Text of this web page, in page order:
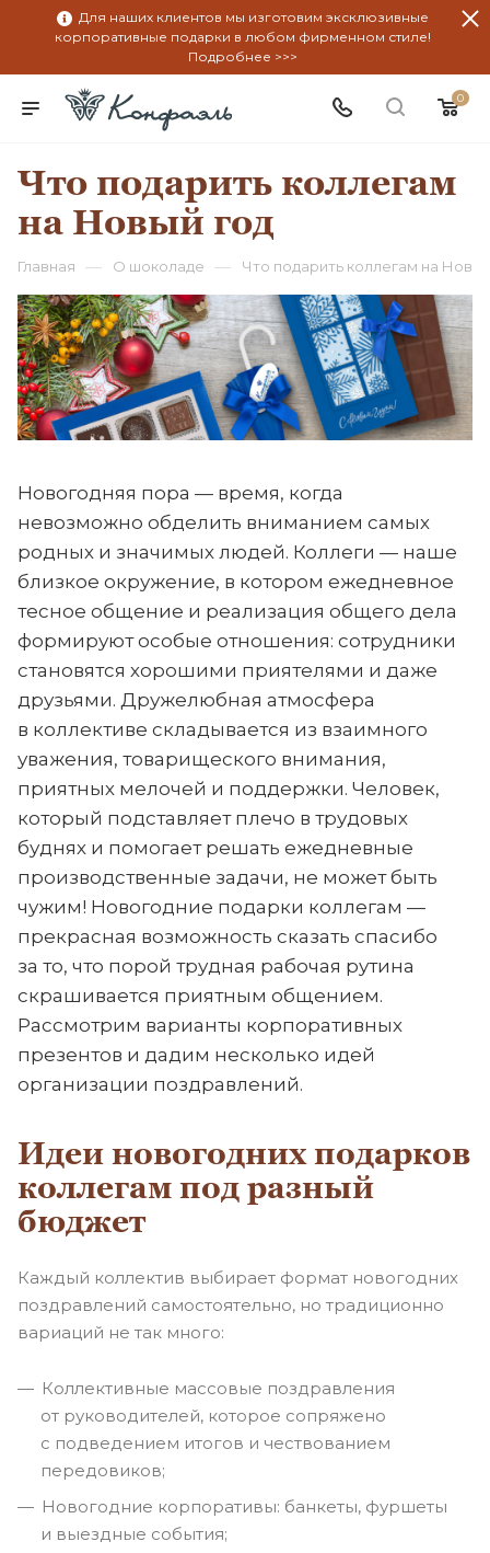
Для наших клиентов мы изготовим эксклюзивные
корпоративные подарки в любом фирменном стиле!
Подробнее >>>
0
Что подарить коллегам
на Новый год
Главная — О шоколаде — Что подарить коллегам на
Новогодняя пора — время, когда
невозможно обделить вниманием самых
родных и значимых людей. Коллеги — наше
близкое окружение, в котором ежедневное
тесное общение и реализация общего дела
формируют особые отношения: сотрудники
становятся хорошими приятелями и даже
друзьями. Дружелюбная атмосфера
в коллективе складывается из взаимного
уважения, товарищеского внимания,
приятных мелочей и поддержки. Человек,
который подставляет плечо в трудовых
буднях и помогает решать ежедневные
производственные задачи, не может быть
чужим! Новогодние подарки коллегам —
прекрасная возможность сказать спасибо
за то, что порой трудная рабочая рутина
скрашивается приятным общением.
Рассмотрим варианты корпоративных
презентов и дадим несколько идей
организации поздравлений.
Идеи новогодних подарков
коллегам под разный
бюджет
Каждый коллектив выбирает формат новогодних
поздравлений самостоятельно, но традиционно
вариаций не так много:
Коллективные массовые поздравления
от руководителей, которое сопряжено
с подведением итогов и чествованием
передовиков;
Новогодние корпоративы: банкеты, фуршеты
и выездные события;